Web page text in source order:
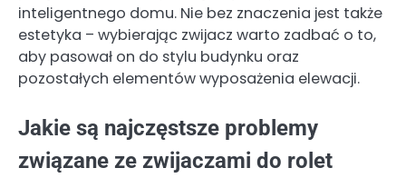
inteligentnego domu. Nie bez znaczenia jest także
estetyka – wybierając zwijacz warto zadbać o to,
aby pasował on do stylu budynku oraz
pozostałych elementów wyposażenia elewacji.
Jakie są najczęstsze problemy
związane ze zwijaczami do rolet